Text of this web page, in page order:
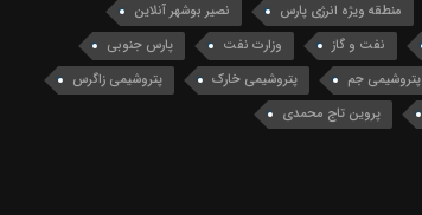
منطقه ویژه انرژی پارس
نصیر بوشهر آنلاین
نفت و گاز وزارت نفت
پارس جنوبی
پتروشیمی جم پتروشیمی خارک
پتروشیمی زاگرس
پروین تاج محمدی